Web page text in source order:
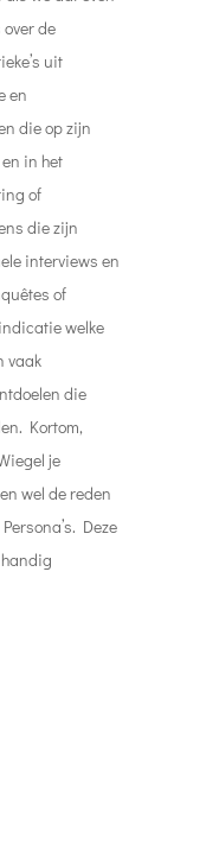
de
uit
en
die op zijn
in het
of
die zijn
interviews en
of
welke
vaak
die
Kortom,
je
wel de reden
Deze